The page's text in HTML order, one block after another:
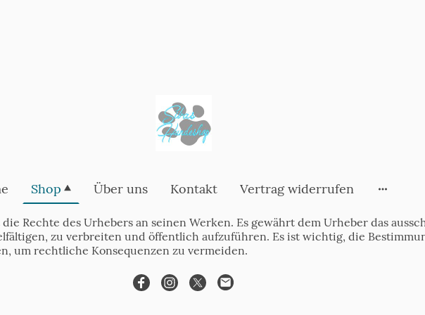
Shop Über uns Kontakt Vertrag widerrufen
Rechte des Urhebers an seinen Werken. Es gewährt dem Urheber das
zu verbreiten und öffentlich aufzuführen. Es ist wichtig, die
um rechtliche Konsequenzen zu vermeiden.